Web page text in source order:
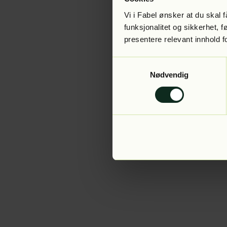
Vi i Fabel ønsker at du skal
funksjonalitet og sikkerhet,
presentere relevant innhold
Nødvendig
Application